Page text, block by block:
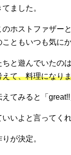
ました。
ホストファザー
ともいつも気に
と遊んでいたの
て、料理になり
てみると「great!!
いよと言ってくれ
が決定。